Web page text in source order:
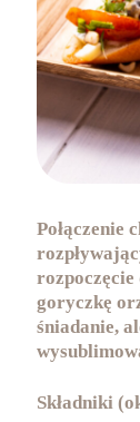
Połączenie
rozpoczęcie
goryczkę
śniadanie,
Składniki